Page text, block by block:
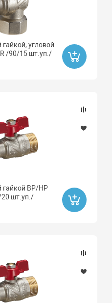
угловой
/90/15 шт.уп./
гайкой ВР/НР
20 шт.уп./